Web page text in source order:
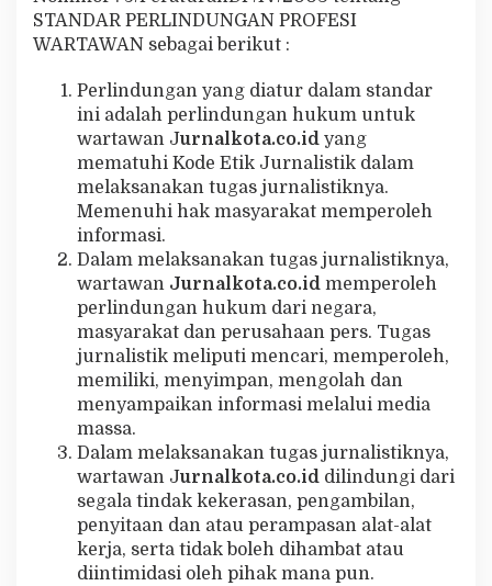
STANDAR PERLINDUNGAN PROFESI
WARTAWAN sebagai berikut :
Perlindungan yang diatur dalam standar
ini adalah perlindungan hukum untuk
wartawan Jurnalkota.co.id yang
mematuhi Kode Etik Jurnalistik dalam
melaksanakan tugas jurnalistiknya.
Memenuhi hak masyarakat memperoleh
informasi.
Dalam melaksanakan tugas jurnalistiknya,
wartawan Jurnalkota.co.id memperoleh
perlindungan hukum dari negara,
masyarakat dan perusahaan pers. Tugas
jurnalistik meliputi mencari, memperoleh,
memiliki, menyimpan, mengolah dan
menyampaikan informasi melalui media
massa.
Dalam melaksanakan tugas jurnalistiknya,
wartawan Jurnalkota.co.id dilindungi dari
segala tindak kekerasan, pengambilan,
penyitaan dan atau perampasan alat-alat
kerja, serta tidak boleh dihambat atau
diintimidasi oleh pihak mana pun.